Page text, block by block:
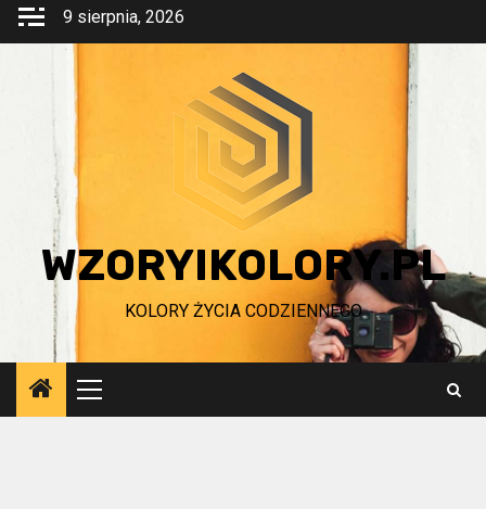
Przejdź
9 sierpnia, 2026
WZORYIKOLORY.PL
KOLORY ŻYCIA CODZIENNEGO
Menu
główne